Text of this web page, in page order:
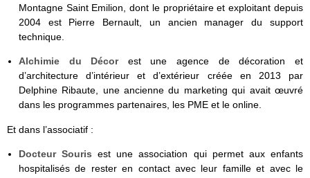
Montagne Saint Emilion, dont le propriétaire et exploitant depuis
2004 est Pierre Bernault, un ancien manager du support
technique.
Alchimie du Décor est une agence de décoration et
d’architecture d’intérieur et d’extérieur créée en 2013 par
Delphine Ribaute, une ancienne du marketing qui avait œuvré
dans les programmes partenaires, les PME et le online.
Et dans l’associatif :
Docteur Souris est une association qui permet aux enfants
hospitalisés de rester en contact avec leur famille et avec le